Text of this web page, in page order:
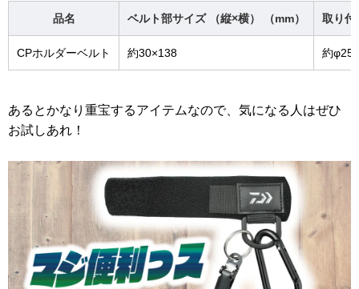
品名 ベルト部サイズ （縦×横） （mm） 取り付
CPホルダーベルト 約30×138 約
あるとかなり重宝するアイテムなので、気になる人はぜひ
お試しあれ！